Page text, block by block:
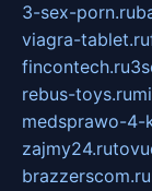
3-sex-porn.ru
viagra-tablet.ru
fincontech.ru
rebus-toys.ru
medsprawo-4-
zajmy24.ru
brazzerscom.ru